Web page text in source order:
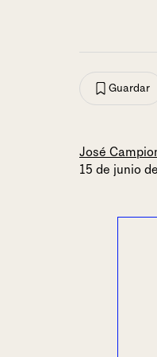
Guardar
José
15 de junio